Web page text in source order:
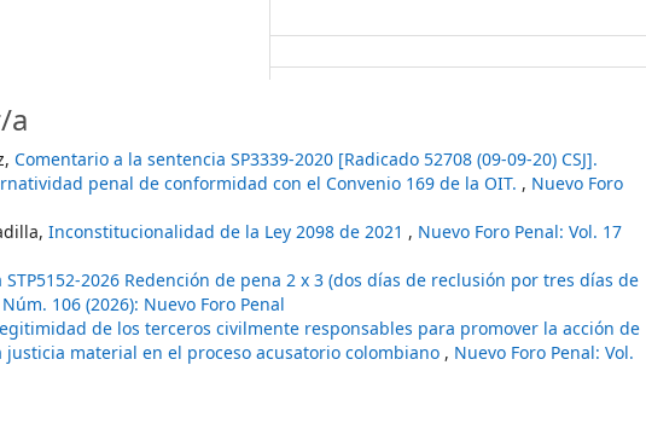
a
Comentario a la sentencia SP3339-2020 [Radicado 52708 (09-09-20) CSJ].
penal de conformidad con el Convenio 169 de la OIT. , Nuevo Foro
Inconstitucionalidad de la Ley 2098 de 2021 , Nuevo Foro Penal: Vol. 17
2026 Redención de pena 2 x 3 (dos días de reclusión por tres días de
106 (2026): Nuevo Foro Penal
de los terceros civilmente responsables para promover la acción de
material en el proceso acusatorio colombiano , Nuevo Foro Penal: Vol.